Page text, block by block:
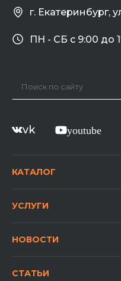
г. Екатеринбург,
ПН - СБ с 9:00 до
vk youtube
КАТАЛОГ
УСЛУГИ
НОВОСТИ
СТАТЬИ